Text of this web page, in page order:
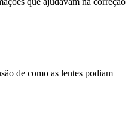
de como as lentes podiam